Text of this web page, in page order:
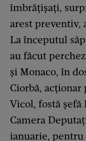
îmbrățișați,
arest preventiv,
La începutul
au făcut
și Monaco, în
Ciorbă,
Vicol, fostă șefă
Camera
ianuarie, pentru